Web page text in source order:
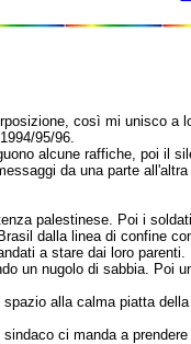
così mi unisco a
95/96.
alcune raffiche, poi il
da una parte
palestinese. Poi i
dalla linea di confine
a stare dai loro parenti.
un nugolo di sabbia. Poi
alla calma piatta
ci manda a